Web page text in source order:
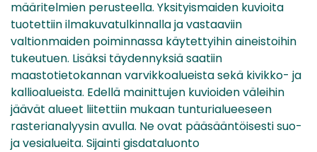
määritelmien perusteella. Yksityismaiden kuvioita
tuotettiin ilmakuvatulkinnalla ja vastaaviin
valtionmaiden poiminnassa käytettyihin aineistoihin
tukeutuen. Lisäksi täydennyksiä saatiin
maastotietokannan varvikkoalueista sekä kivikko- ja
kallioalueista. Edellä mainittujen kuvioiden väleihin
jäävät alueet liitettiin mukaan tunturialueeseen
rasterianalyysin avulla. Ne ovat pääsääntöisesti suo-
ja vesialueita. Sijainti gisdataluonto